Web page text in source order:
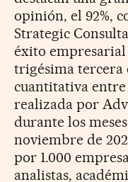
opinión, el 92%,
Strategic
éxito
trigésima tercera
cuantitativa
realizada por
durante los
noviembre de
por 1.000
analistas,